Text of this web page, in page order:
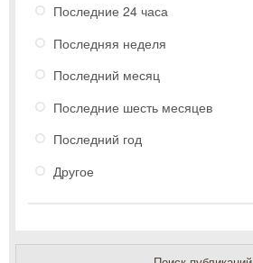
Последние 24 часа
Последняя неделя
Последний месяц
Последние шесть месяцев
Последний год
Другое